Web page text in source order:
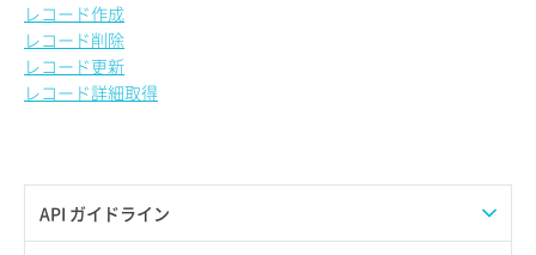
API ガイドライン
レコード作成
レコード削除
レコード更新
レコード詳細取得